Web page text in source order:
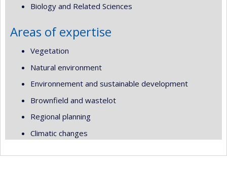
Biology and Related Sciences
Areas of expertise
Vegetation
Natural environment
Environnement and sustainable development
Brownfield and wastelot
Regional planning
Climatic changes